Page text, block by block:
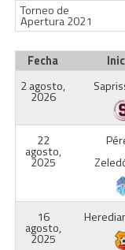
Torneo de
Apertura 2021
Fecha
2 agosto,
2026
22
agosto,
2025
16
agosto,
2025